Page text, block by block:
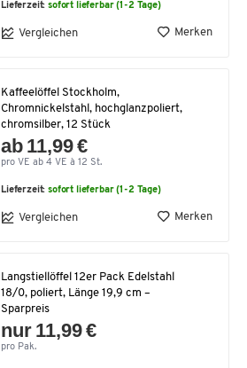
Lieferzeit:sofort lieferbar (1-2 Tage)
Vergleichen Merken
Kaffeelöffel Stockholm,
Chromnickelstahl, hochglanzpoliert,
chromsilber, 12 Stück
ab 11,99 €
pro VE ab 4 VE à 12 St.
Lieferzeit:sofort lieferbar (1-2 Tage)
Vergleichen Merken
Langstiellöffel 12er Pack Edelstahl
18/0, poliert, Länge 19,9 cm –
Sparpreis
nur 11,99 €
pro Pak.